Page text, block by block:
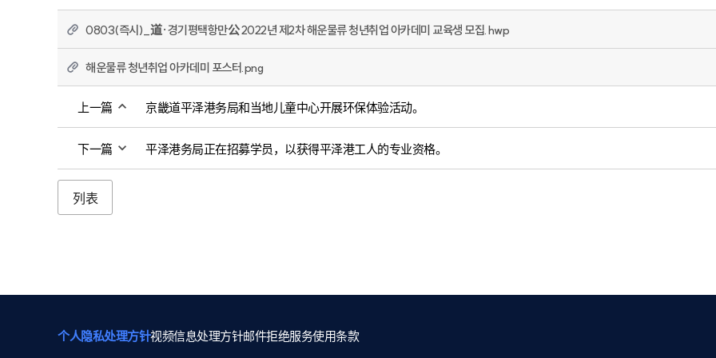
0803(즉시)_道·경기평택항만公 2022년 제2차 해운물류 청년취업 아카데미 교육생 모집.hwp
해운물류 청년취업 아카데미 포스터.png
上一篇 京畿道平泽港务局和当地儿童中心开展环保体验活动。
下一篇 平泽港务局正在招募学员，以获得平泽港工人的专业资格。
列表
个人隐私处理方针视频信息处理方针邮件拒绝服务使用条款